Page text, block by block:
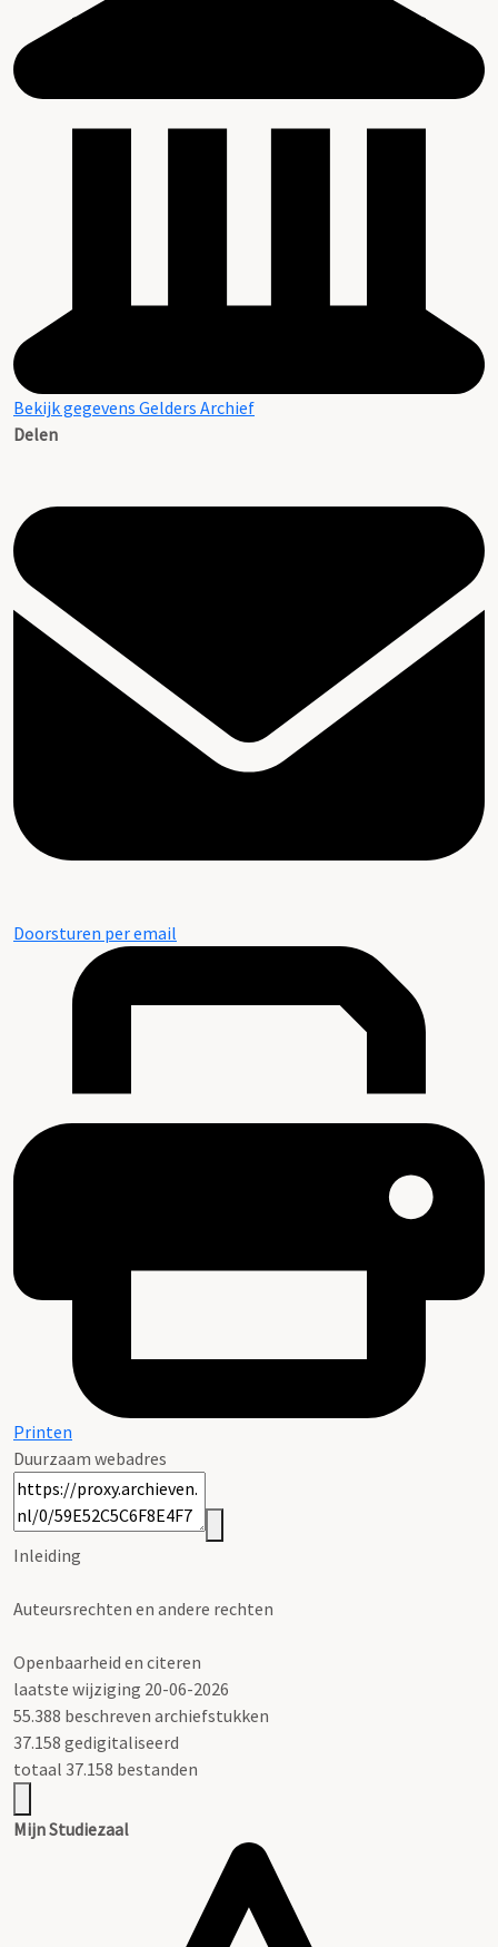
Bekijk gegevens Gelders Archief
Delen
Doorsturen per email
Printen
Duurzaam webadres
Inleiding
Auteursrechten en andere rechten
Openbaarheid en citeren
laatste wijziging 20-06-2026
55.388 beschreven archiefstukken
37.158 gedigitaliseerd
totaal 37.158 bestanden
Mijn Studiezaal